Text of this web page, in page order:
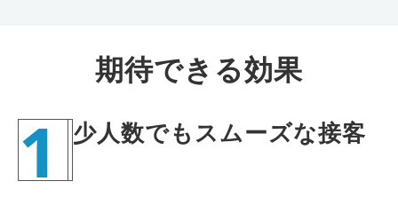
期待できる効果
1 少人数でもスムーズな接客